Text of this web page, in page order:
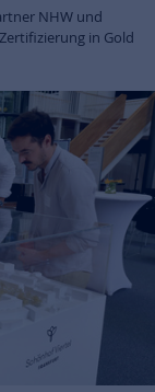
NHW und
in Gold